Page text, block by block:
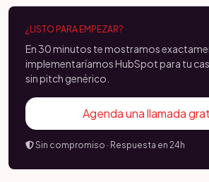
¿LISTO PARA EMPEZAR?
En 30 minutos te mostramos
implementaríamos HubSpot para tu
sin pitch genérico.
Agenda una llamada
Sin compromiso · Respuesta en 24h